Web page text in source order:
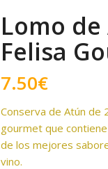
Lomo
Felisa
7.50€
Conserva de Atún de
gourmet que
de los mejores
vino.